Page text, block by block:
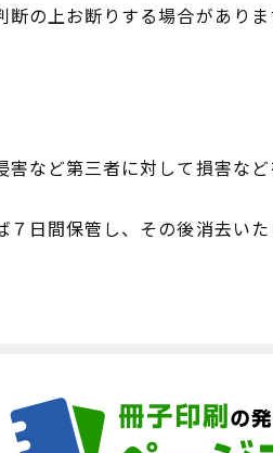
の上お断りする場合がありま
など第三者に対して損害な
日間保管し、その後消去いた